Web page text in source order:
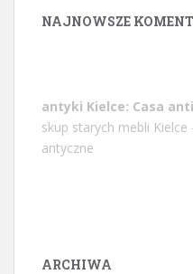
NAJNOWSZE
antyki Kielce: Casa
skup starych mebli
antyczne
ARCHIWA